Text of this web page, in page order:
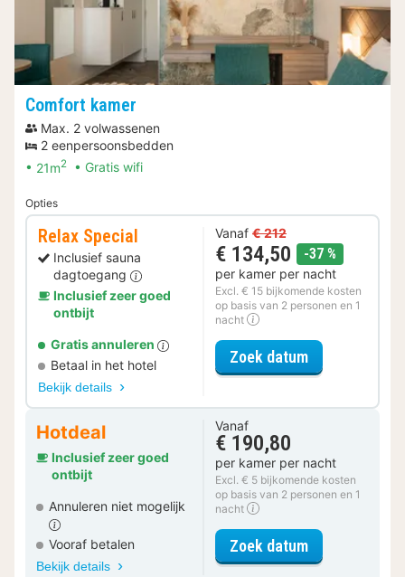
Comfort kamer
Max. 2 volwassenen
2 eenpersoonsbedden
21m2 Gratis wifi
Opties
Relax Special
Inclusief sauna
dagtoegang
Inclusief zeer goed
ontbijt
Gratis annuleren
Betaal in het hotel
Bekijk details
Vanaf € 212
€ 134,50 -37 %
per kamer per nacht
Excl. € 15 bijkomende kosten
op basis van 2 personen en 1
nacht
Zoek datumvoor Relax
Hotdeal
Inclusief zeer goed
ontbijt
Annuleren niet mogelijk
Vooraf betalen
Bekijk details
Vanaf
€ 190,80
per kamer per nacht
Excl. € 5 bijkomende kosten
op basis van 2 personen en 1
nacht
Zoek datumvoor Comfort